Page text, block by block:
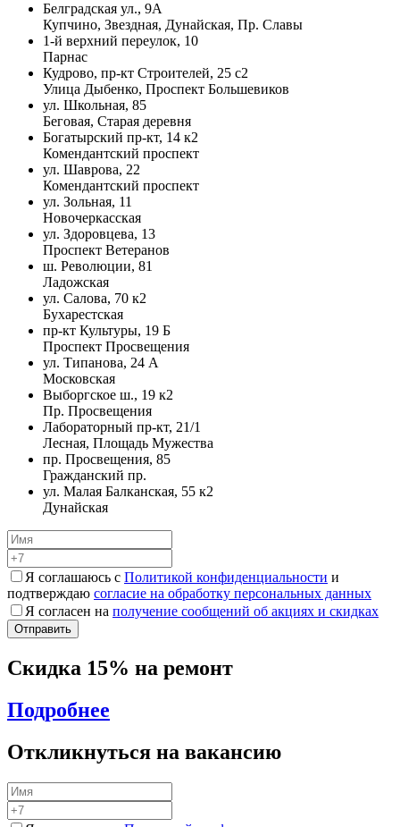
Белградская ул., 9А
Купчино, Звездная, Дунайская, Пр. Славы
1-й верхний переулок, 10
Парнас
Кудрово, пр-кт Строителей, 25 с2
Улица Дыбенко, Проспект Большевиков
ул. Школьная, 85
Беговая, Старая деревня
Богатырский пр-кт, 14 к2
Комендантский проспект
ул. Шаврова, 22
Комендантский проспект
ул. Зольная, 11
Новочеркасская
ул. Здоровцева, 13
Проспект Ветеранов
ш. Революции, 81
Ладожская
ул. Салова, 70 к2
Бухарестская
пр-кт Культуры, 19 Б
Проспект Просвещения
ул. Типанова, 24 А
Московская
Выборгское ш., 19 к2
Пр. Просвещения
Лабораторный пр-кт, 21/1
Лесная, Площадь Мужества
пр. Просвещения, 85
Гражданский пр.
ул. Малая Балканская, 55 к2
Дунайская
Я соглашаюсь с Политикой конфиденциальности и
подтверждаю согласие на обработку персональных данных
Я согласен на получение сообщений об акциях и скидках
Скидка 15% на ремонт
Подробнее
Откликнуться на вакансию